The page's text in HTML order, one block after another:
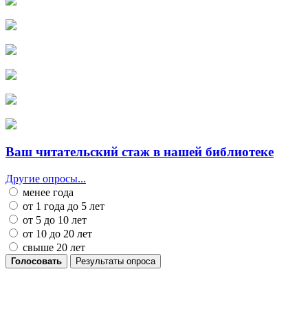
Ваш читательский стаж в нашей библиотеке
Другие опросы...
менее года
от 1 года до 5 лет
от 5 до 10 лет
от 10 до 20 лет
свыше 20 лет
Голосовать Результаты опроса